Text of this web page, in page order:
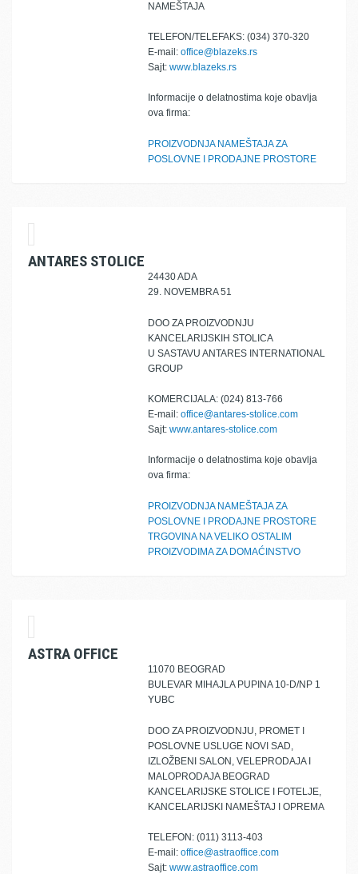
NAMEŠTAJA
TELEFON/TELEFAKS: (034) 370-320
E-mail: office@blazeks.rs
Sajt: www.blazeks.rs
Informacije o delatnostima koje obavlja
ova firma:
PROIZVODNJA NAMEŠTAJA ZA
POSLOVNE I PRODAJNE PROSTORE
ANTARES STOLICE
24430 ADA
29. NOVEMBRA 51
DOO ZA PROIZVODNJU
KANCELARIJSKIH STOLICA
U SASTAVU ANTARES INTERNATIONAL
GROUP
KOMERCIJALA: (024) 813-766
E-mail: office@antares-stolice.com
Sajt: www.antares-stolice.com
Informacije o delatnostima koje obavlja
ova firma:
PROIZVODNJA NAMEŠTAJA ZA
POSLOVNE I PRODAJNE PROSTORE
TRGOVINA NA VELIKO OSTALIM
PROIZVODIMA ZA DOMAĆINSTVO
ASTRA OFFICE
11070 BEOGRAD
BULEVAR MIHAJLA PUPINA 10-D/NP 1
YUBC
DOO ZA PROIZVODNJU, PROMET I
POSLOVNE USLUGE NOVI SAD,
IZLOŽBENI SALON, VELEPRODAJA I
MALOPRODAJA BEOGRAD
KANCELARIJSKE STOLICE I FOTELJE,
KANCELARIJSKI NAMEŠTAJ I OPREMA
TELEFON: (011) 3113-403
E-mail: office@astraoffice.com
Sajt: www.astraoffice.com